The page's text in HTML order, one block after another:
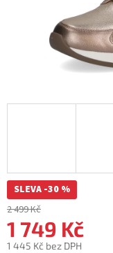
SLEVA -30 %
2 499 Kč
1 749 Kč
1 445 Kč bez DPH